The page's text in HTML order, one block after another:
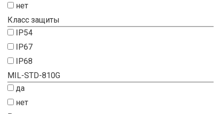
нет
Класс защиты
IP54
IP67
IP68
MIL-STD-810G
да
нет